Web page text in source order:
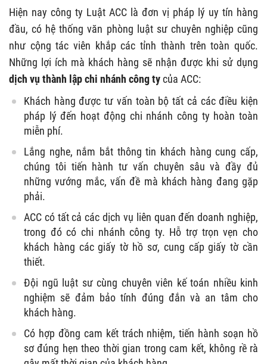
Hiện nay công ty Luật ACC là đơn vị pháp lý uy tín hàng
đầu, có hệ thống văn phòng luật sư chuyên nghiệp cũng
như cộng tác viên khắp các tỉnh thành trên toàn quốc.
Những lợi ích mà khách hàng sẽ nhận được khi sử dụng
dịch vụ thành lập chi nhánh công tycủa ACC:
Khách hàng được tư vấn toàn bộ tất cả các điều kiện
pháp lý đến hoạt động chi nhánh công ty hoàn toàn
miễn phí.
Lắng nghe, nắm bắt thông tin khách hàng cung cấp,
chúng tôi tiến hành tư vấn chuyên sâu và đầy đủ
những vướng mắc, vấn đề mà khách hàng đang gặp
phải.
ACC có tất cả các dịch vụ liên quan đến doanh nghiệp,
trong đó có chi nhánh công ty. Hỗ trợ trọn vẹn cho
khách hàng các giấy tờ hồ sơ, cung cấp giấy tờ cần
thiết.
Đội ngũ luật sư cùng chuyên viên kế toán nhiều kinh
nghiệm sẽ đảm bảo tính đúng đắn và an tâm cho
khách hàng.
Có hợp đồng cam kết trách nhiệm, tiến hành soạn hồ
sơ đúng hẹn theo thời gian trong cam kết, không rề rà